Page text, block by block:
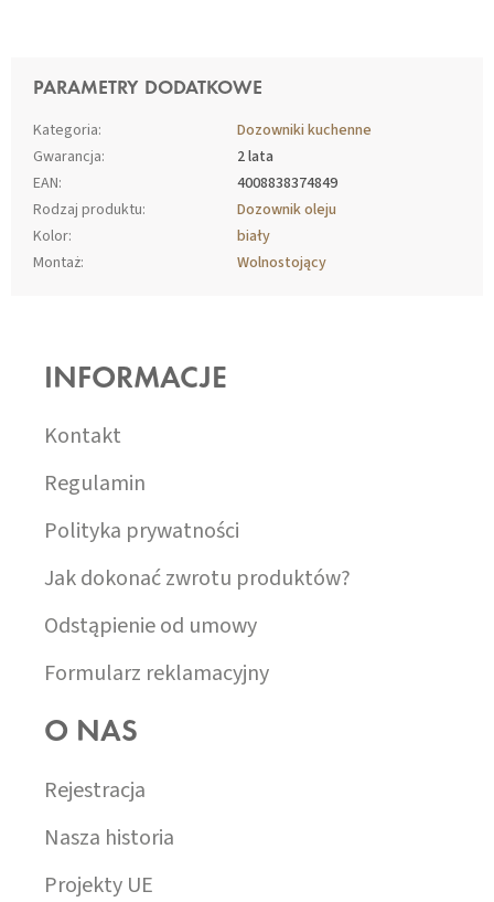
PARAMETRY DODATKOWE
Kategoria:
Dozowniki kuchenne
Gwarancja:
2 lata
EAN:
4008838374849
Rodzaj produktu:
Dozownik oleju
Kolor:
biały
Montaż:
Wolnostojący
INFORMACJE
Kontakt
Regulamin
Polityka prywatności
Jak dokonać zwrotu produktów?
Odstąpienie od umowy
Formularz reklamacyjny
O NAS
Rejestracja
Nasza historia
Projekty UE